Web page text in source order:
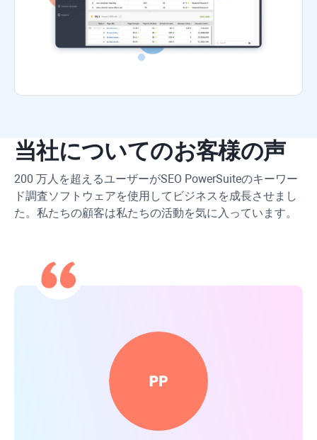
当社についてのお客様の声
200 万人を超えるユーザーがSEO PowerSuiteのキーワー
ド調査ソフトウェアを使用してビジネスを成長させまし
た。私たちの顧客は私たちの活動を気に入っています。